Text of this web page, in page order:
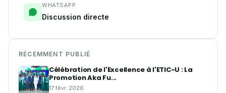
WHATSAPP
Discussion directe
RÉCEMMENT PUBLIÉ
Célébration de l'Excellence à l'ETIC-U : La
Promotion Aka Fu...
17 févr. 2026